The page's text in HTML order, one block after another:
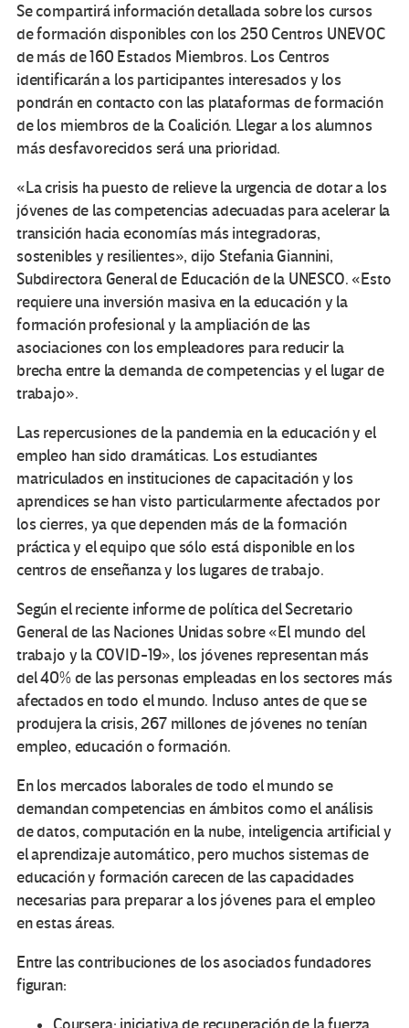
Se compartirá información detallada sobre los cursos
de formación disponibles con los 250 Centros UNEVOC
de más de 160 Estados Miembros. Los Centros
identificarán a los participantes interesados y los
pondrán en contacto con las plataformas de formación
de los miembros de la Coalición. Llegar a los alumnos
más desfavorecidos será una prioridad.
«La crisis ha puesto de relieve la urgencia de dotar a los
jóvenes de las competencias adecuadas para acelerar la
transición hacia economías más integradoras,
sostenibles y resilientes», dijo Stefania Giannini,
Subdirectora General de Educación de la UNESCO. «Esto
requiere una inversión masiva en la educación y la
formación profesional y la ampliación de las
asociaciones con los empleadores para reducir la
brecha entre la demanda de competencias y el lugar de
trabajo».
Las repercusiones de la pandemia en la educación y el
empleo han sido dramáticas. Los estudiantes
matriculados en instituciones de capacitación y los
aprendices se han visto particularmente afectados por
los cierres, ya que dependen más de la formación
práctica y el equipo que sólo está disponible en los
centros de enseñanza y los lugares de trabajo.
Según el reciente informe de política del Secretario
General de las Naciones Unidas sobre «El mundo del
trabajo y la COVID-19», los jóvenes representan más
del 40% de las personas empleadas en los sectores más
afectados en todo el mundo. Incluso antes de que se
produjera la crisis, 267 millones de jóvenes no tenían
empleo, educación o formación.
En los mercados laborales de todo el mundo se
demandan competencias en ámbitos como el análisis
de datos, computación en la nube, inteligencia artificial y
el aprendizaje automático, pero muchos sistemas de
educación y formación carecen de las capacidades
necesarias para preparar a los jóvenes para el empleo
en estas áreas.
Entre las contribuciones de los asociados fundadores
figuran: